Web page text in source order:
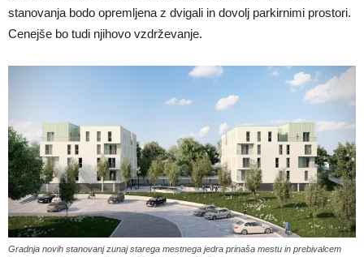
stanovanja bodo opremljena z dvigali in dovolj parkirnimi prostori.
Cenejše bo tudi njihovo vzdrževanje.
Gradnja novih stanovanj zunaj starega mestnega jedra prinaša mestu in prebivalcem